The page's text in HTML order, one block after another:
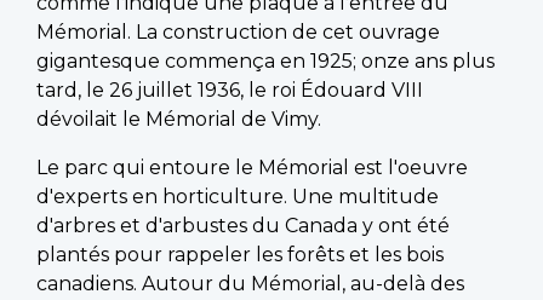
Mémorial. La construction de cet ouvrage
gigantesque commença en 1925; onze ans plus
tard, le 26 juillet 1936, le roi Édouard VIII
dévoilait le Mémorial de Vimy.
Le parc qui entoure le Mémorial est l'oeuvre
d'experts en horticulture. Une multitude
d'arbres et d'arbustes du Canada y ont été
plantés pour rappeler les forêts et les bois
canadiens. Autour du Mémorial, au-delà des